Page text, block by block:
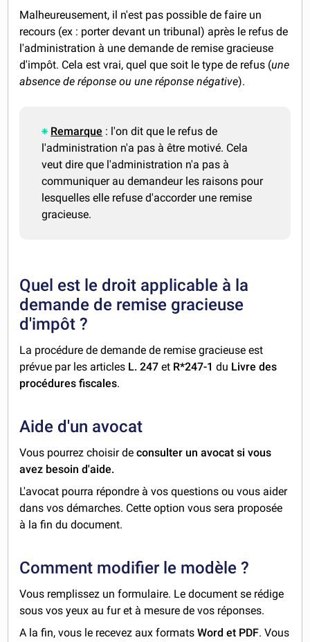
Malheureusement, il n'est pas possible de faire un
recours (ex : porter devant un tribunal) après le refus de
l'administration à une demande de remise gracieuse
d'impôt. Cela est vrai, quel que soit le type de refus (une
absence de réponse ou une réponse négative).
Remarque : l'on dit que le refus de
l'administration n'a pas à être motivé. Cela
veut dire que l'administration n'a pas à
communiquer au demandeur les raisons pour
lesquelles elle refuse d'accorder une remise
gracieuse.
Quel est le droit applicable à la
demande de remise gracieuse
d'impôt ?
La procédure de demande de remise gracieuse est
prévue par les articles L. 247 et R*247-1 du Livre des
procédures fiscales.
Aide d'un avocat
Vous pourrez choisir deconsulter un avocat si vous
avez besoin d'aide.
L'avocat pourra répondre à vos questions ou vous aider
dans vos démarches. Cette option vous sera proposée
à la fin du document.
Comment modifier le modèle ?
Vous remplissez un formulaire. Le document se rédige
sous vos yeux au fur et à mesure de vos réponses.
A la fin, vous le recevez aux formatsWord et PDF. Vous